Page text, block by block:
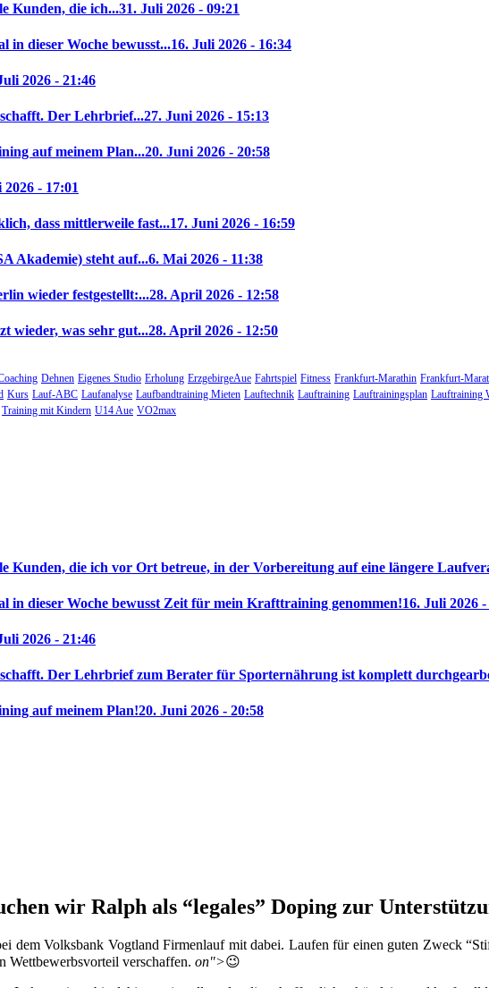
Kunden, die ich...31. Juli 2026 - 09:21
in dieser Woche bewusst...16. Juli 2026 - 16:34
2026 - 21:46
Der Lehrbrief...27. Juni 2026 - 15:13
auf meinem Plan...20. Juni 2026 - 20:58
2026 - 17:01
dass mittlerweile fast...17. Juni 2026 - 16:59
Akademie) steht auf...6. Mai 2026 - 11:38
wieder festgestellt:...28. April 2026 - 12:58
wieder, was sehr gut...28. April 2026 - 12:50
Dehnen Eigenes Studio Erholung ErzgebirgeAue Fahrtspiel Fitness Frankfurt-Marathin Frankfurt-
Kurs Lauf-ABC Laufanalyse Laufbandtraining Mieten Lauftechnik Lauftraining Lauftrainingsplan Lauftraining
Training mit Kindern U14 Aue VO2max
Kunden, die ich vor Ort betreue, in der Vorbereitung auf eine längere
in dieser Woche bewusst Zeit für mein Krafttraining genommen!16. Juli 2026
2026 - 21:46
Der Lehrbrief zum Berater für Sporternährung ist komplett
auf meinem Plan!20. Juni 2026 - 20:58
wir Ralph als “legales” Doping zur
dem Volksbank Vogtland Firmenlauf mit dabei. Laufen für einen guten Zweck
Wettbewerbsvorteil verschaffen. on">😉